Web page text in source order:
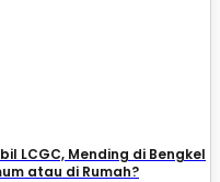
LCGC, Mending di Bengkel
atau di Rumah?